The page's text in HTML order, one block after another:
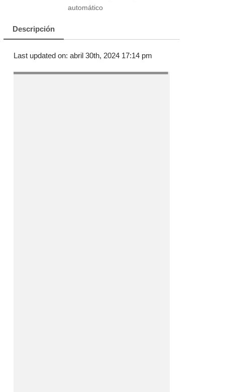
automático
Descripción
Last updated on: abril 30th, 2024 17:14 pm